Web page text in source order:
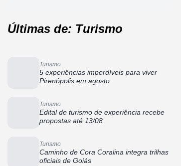
Últimas de: Turismo
Turismo
5 experiências imperdíveis para viver
Pirenópolis em agosto
Turismo
Edital de turismo de experiência recebe
propostas até 13/08
Turismo
Caminho de Cora Coralina integra trilhas
oficiais de Goiás